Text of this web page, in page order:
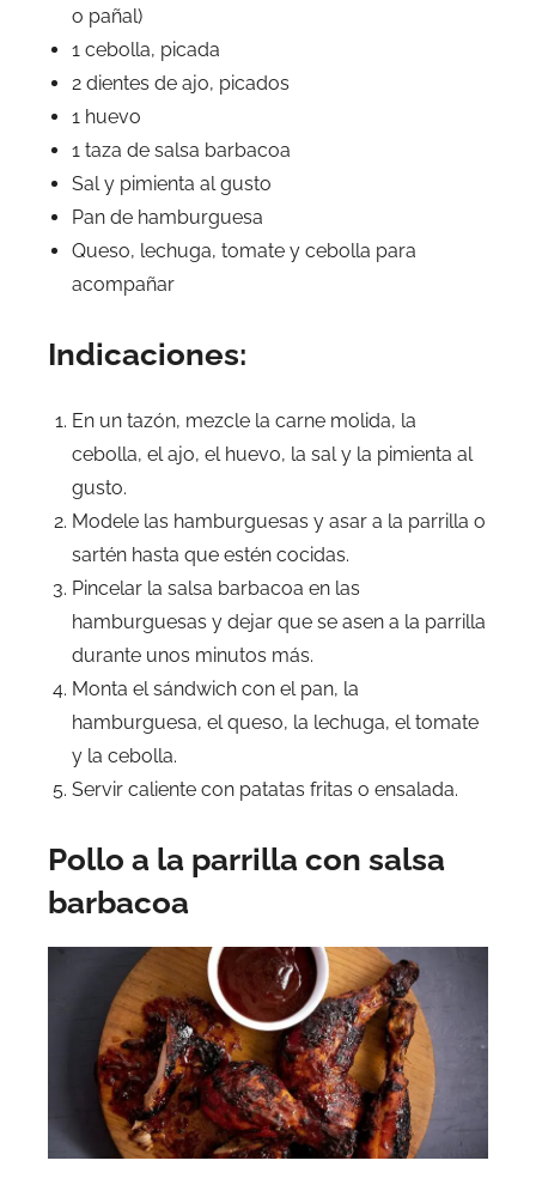
o pañal)
1 cebolla, picada
2 dientes de ajo, picados
1 huevo
1 taza de salsa barbacoa
Sal y pimienta al gusto
Pan de hamburguesa
Queso, lechuga, tomate y cebolla para
acompañar
Indicaciones:
En un tazón, mezcle la carne molida, la
cebolla, el ajo, el huevo, la sal y la pimienta al
gusto.
Modele las hamburguesas y asar a la parrilla o
sartén hasta que estén cocidas.
Pincelar la salsa barbacoa en las
hamburguesas y dejar que se asen a la parrilla
durante unos minutos más.
Monta el sándwich con el pan, la
hamburguesa, el queso, la lechuga, el tomate
y la cebolla.
Servir caliente con patatas fritas o ensalada.
Pollo a la parrilla con salsa
barbacoa